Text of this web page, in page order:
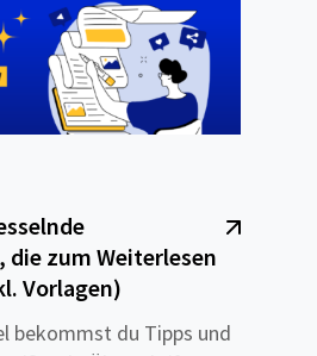
die zum Weiterlesen
Vorlagen)
bekommst du Tipps und